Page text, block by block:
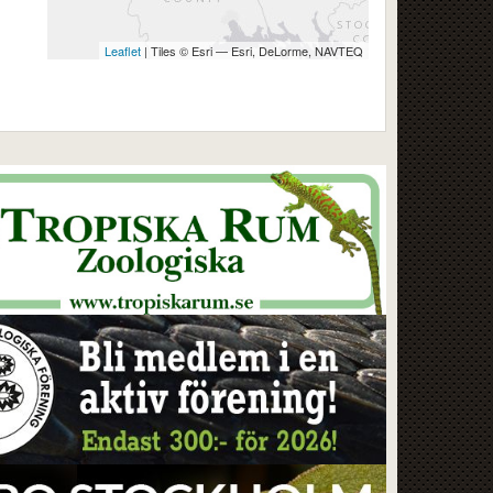
Leaflet | Tiles © Esri — Esri, DeLorme, NAVTEQ